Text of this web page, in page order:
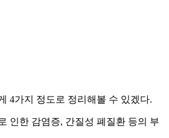
4가지 정도로 정리해볼 수 있겠다.
인한 감염증, 간질성 폐질환 등의 부